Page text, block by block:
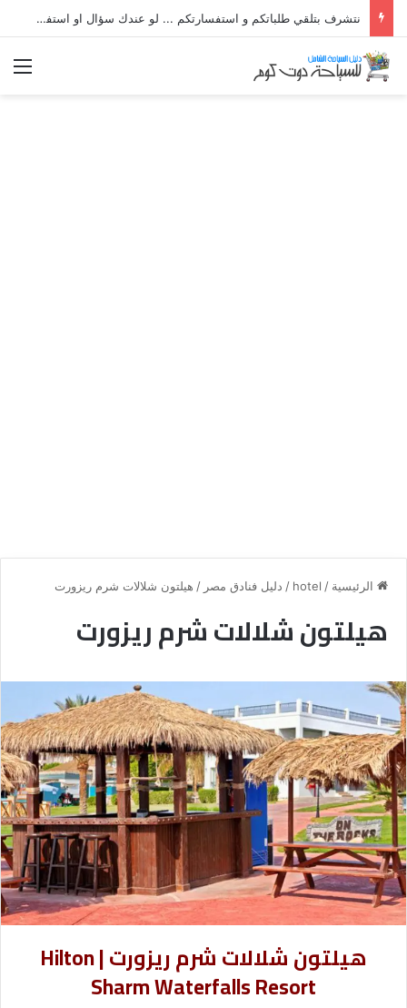
نتشرف بتلقي طلباتكم و استفسارتكم ... لو عندك سؤال او استفسار ماتدرددش فى طلب المساعدة
الرئيسية /
hotel
/ دليل فنادق مصر / هيلتون شلالات شرم ريزورت
هيلتون شلالات شرم ريزورت
هيلتون شلالات شرم ريزورت | Hilton
Sharm Waterfalls Resort